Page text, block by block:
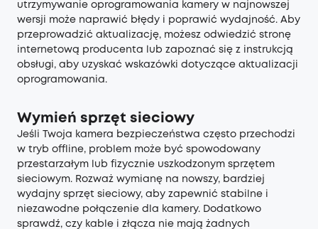
utrzymywanie oprogramowania kamery w najnowszej
wersji może naprawić błędy i poprawić wydajność. Aby
przeprowadzić aktualizację, możesz odwiedzić stronę
internetową producenta lub zapoznać się z instrukcją
obsługi, aby uzyskać wskazówki dotyczące aktualizacji
oprogramowania.
Wymień sprzęt sieciowy
Jeśli Twoja kamera bezpieczeństwa często przechodzi
w tryb offline, problem może być spowodowany
przestarzałym lub fizycznie uszkodzonym sprzętem
sieciowym. Rozważ wymianę na nowszy, bardziej
wydajny sprzęt sieciowy, aby zapewnić stabilne i
niezawodne połączenie dla kamery. Dodatkowo
sprawdź, czy kable i złącza nie mają żadnych